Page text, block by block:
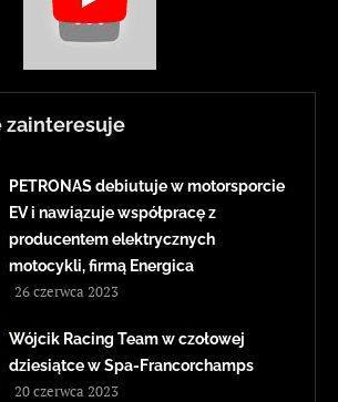
zainteresuje
PETRONAS debiutuje w motorsporcie
EV i nawiązuje współpracę z
producentem elektrycznych
motocykli, firmą Energica
26 czerwca 2023
Wójcik Racing Team w czołowej
dziesiątce w Spa-Francorchamps
20 czerwca 2023